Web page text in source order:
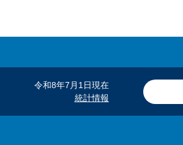
令和8年7月1日現在
統計情報